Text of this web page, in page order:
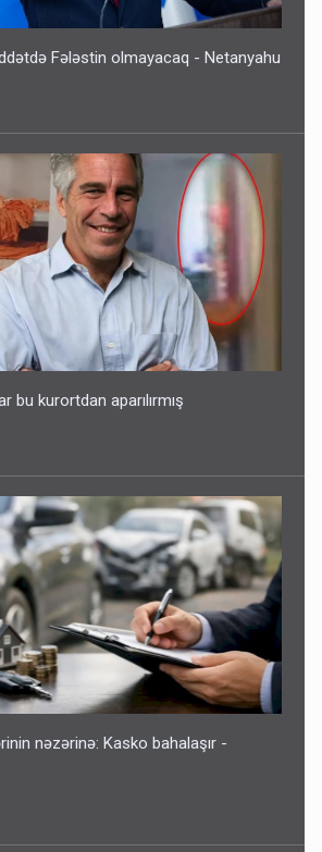
Fələstin olmayacaq - Netanyahu
bu kurortdan aparılırmış
nəzərinə: Kasko bahalaşır -